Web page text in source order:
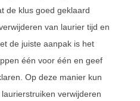
de klus goed geklaard
van laurier tijd en
de juiste aanpak is het
één voor één en geef
Op deze manier kun
verwijderen